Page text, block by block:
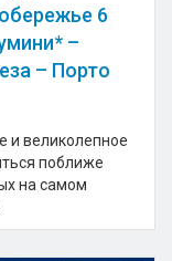
6
–
– Порто
и великолепное
поближе
на самом